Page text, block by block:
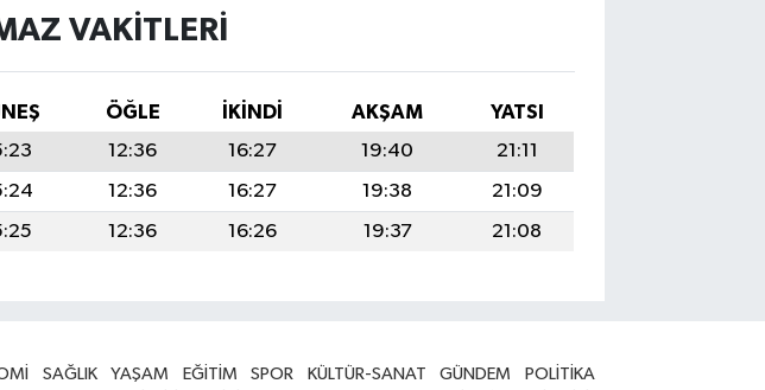
VAKITLERI
ÖĞLE İKINDI AKŞAM
YATSI
12:36 16:27 19:40
21:11
12:36 16:27 19:38
21:09
12:36 16:26 19:37 21:08
SAĞLIK YAŞAM EĞİTİM SPOR KÜLTÜR-SANAT GÜNDEM
POLİTİKA